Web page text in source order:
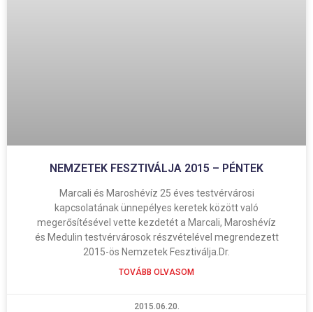
NEMZETEK FESZTIVÁLJA 2015 – PÉNTEK
Marcali és Maroshévíz 25 éves testvérvárosi
kapcsolatának ünnepélyes keretek között való
megerősítésével vette kezdetét a Marcali, Maroshévíz
és Medulin testvérvárosok részvételével megrendezett
2015-ös Nemzetek Fesztiválja.Dr.
TOVÁBB OLVASOM
2015.06.20.